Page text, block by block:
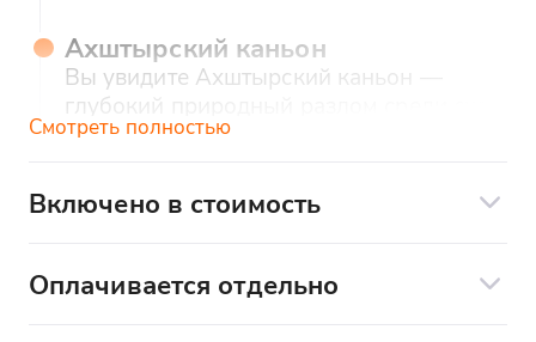
Ахштырский каньон
Вы увидите Ахштырский каньон —
глубокий природный разлом среди скал.
Вы узнаете о его древней истории и
Вы пройдёте по территории с
Смотреть полностью
Включено в стоимость
Комфортабельный транспорт Mercedes-
Benz
Оплачивается отдельно